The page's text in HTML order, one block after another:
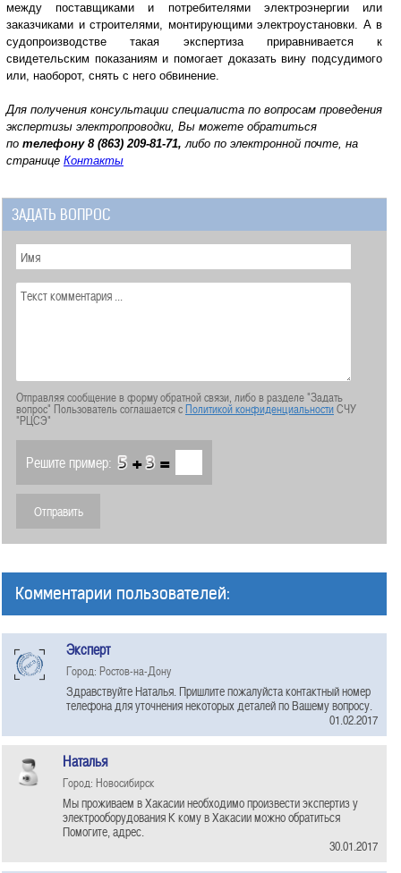
между поставщиками и потребителями электроэнергии или
заказчиками и строителями, монтирующими электроустановки. А в
судопроизводстве такая экспертиза приравнивается к
свидетельским показаниям и помогает доказать вину подсудимого
или, наоборот, снять с него обвинение.
Для получения консультации специалиста по вопросам проведения
экспертизы электропроводки, Вы можете обратиться
по телефону 8 (863) 209-81-71, либо по электронной почте, на
странице Контакты
ЗАДАТЬ ВОПРОС
Отправляя сообщение в форму обратной связи, либо в разделе "Задать
вопрос" Пользователь соглашается сПолитикой конфиденциальностиСЧУ
"РЦСЭ"
Решите пример: + =
Комментарии пользователей:
Эксперт
Город: Ростов-на-Дону
Здравствуйте Наталья. Пришлите пожалуйста контактный номер
телефона для уточнения некоторых деталей по Вашему вопросу.
01.02.2017
Наталья
Город: Новосибирск
Мы проживаем в Хакасии необходимо произвести экспертиз у
электрооборудования К кому в Хакасии можно обратиться
Помогите, адрес.
30.01.2017